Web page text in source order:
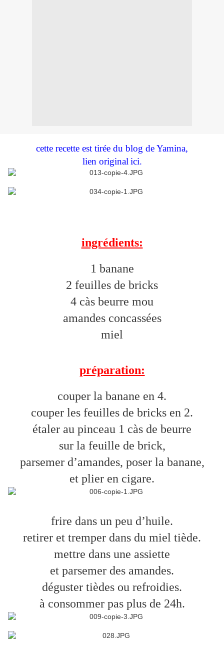
cette recette est tirée du blog de Yamina,
lien original ici.
ingrédients:
1 banane
2 feuilles de bricks
4 càs beurre mou
amandes concassées
miel
préparation:
couper la banane en 4.
couper les feuilles de bricks en 2.
étaler au pinceau 1 càs de beurre
sur la feuille de brick,
parsemer d’amandes, poser la banane,
et plier en cigare.
frire dans un peu d’huile.
retirer et tremper dans du miel tiède.
mettre dans une assiette
et parsemer des amandes.
déguster tièdes ou refroidies.
à consommer pas plus de 24h.